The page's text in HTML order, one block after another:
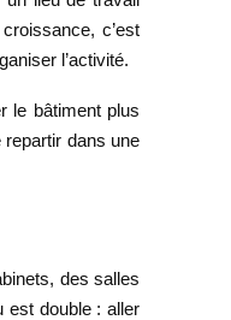
c’est
l’activité.
le bâtiment plus
repartir dans une
des salles
est double : aller